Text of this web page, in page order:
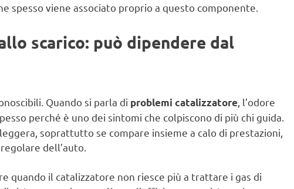
spesso viene associato proprio a questo componente.
scarico: può dipendere dal
Quando si parla di problemi catalizzatore , l’odore
perché è uno dei sintomi che colpiscono di più chi guida.
soprattutto se compare insieme a calo di prestazioni,
dell’auto.
quando il catalizzatore non riesce più a trattare i gas di